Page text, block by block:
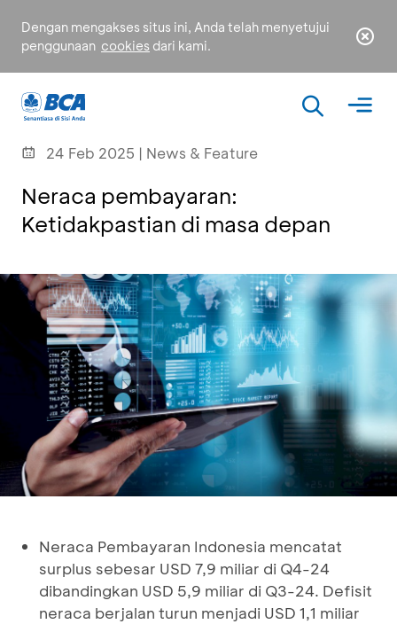
Dengan mengakses situs ini, Anda telah menyetujui
penggunaan cookies dari kami.
24 Feb 2025 | News & Feature
Neraca pembayaran:
Ketidakpastian di masa depan
Neraca Pembayaran Indonesia mencatat
surplus sebesar USD 7,9 miliar di Q4-24
dibandingkan USD 5,9 miliar di Q3-24. Defisit
neraca berjalan turun menjadi USD 1,1 miliar